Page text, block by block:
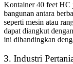
Kontainer 40 feet HC
bangunan antara
seperti mesin atau
dapat diangkut
ini dibandingkan
3. Industri